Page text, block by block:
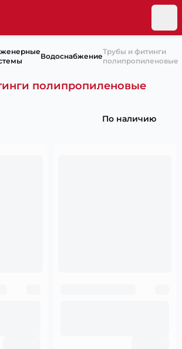
Водоснабжение
Трубы и фитинги
полипропиленовые
полипропиленовые
По наличию